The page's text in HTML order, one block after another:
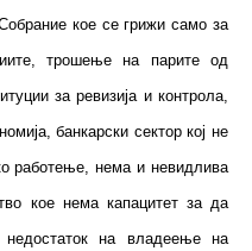
кое се грижи само за
трошење на парите од
за ревизија и контрола,
банкарски сектор кој не
работење, нема и невидлива
кое нема капацитет за да
недостаток на владеење на